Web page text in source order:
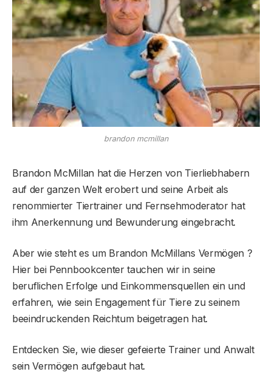
brandon mcmillan
Brandon McMillan hat die Herzen von Tierliebhabern
auf der ganzen Welt erobert und seine Arbeit als
renommierter Tiertrainer und Fernsehmoderator hat
ihm Anerkennung und Bewunderung eingebracht.
Aber wie steht es um Brandon McMillans Vermögen ?
Hier bei Pennbookcenter tauchen wir in seine
beruflichen Erfolge und Einkommensquellen ein und
erfahren, wie sein Engagement für Tiere zu seinem
beeindruckenden Reichtum beigetragen hat.
Entdecken Sie, wie dieser gefeierte Trainer und Anwalt
sein Vermögen aufgebaut hat.